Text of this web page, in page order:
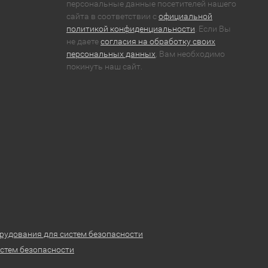
персональные данные посетителей нашего
сайта в соответствии софициальной
политикой конфиденциальности . Если Вы
не даетесогласия на обработку своих
персональных данных , Вам необходимо
покинуть наш сайт.
для систем безопасности
безопасности